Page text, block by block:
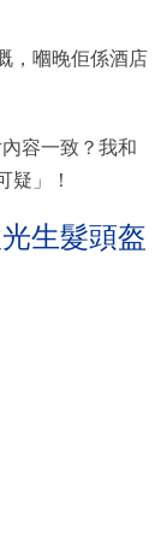
，嗰晚佢係酒店
容一致？我和
」！
生髮頭盔